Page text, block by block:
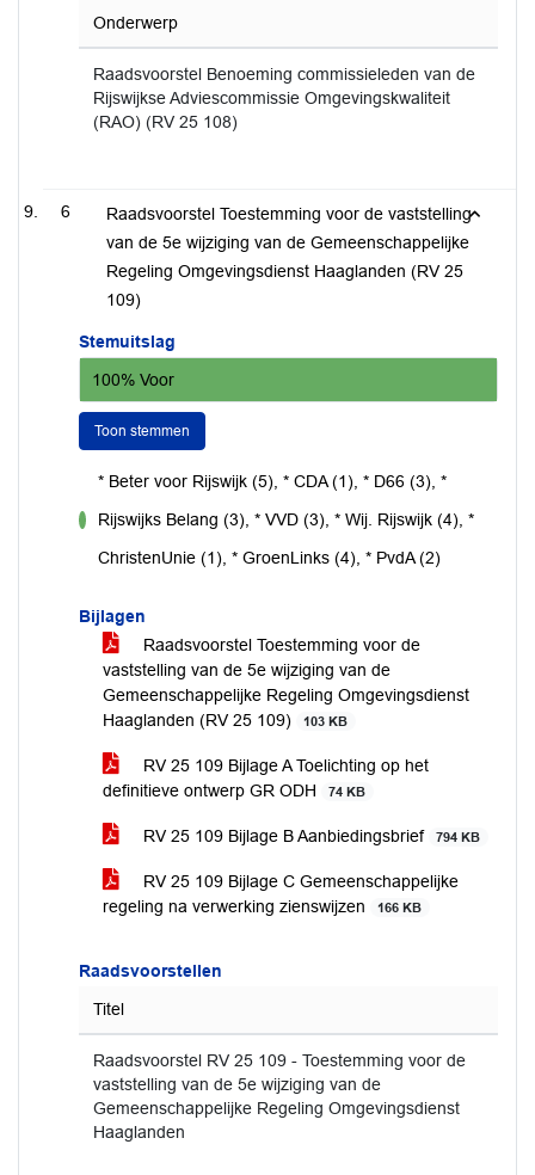
Onderwerp
Raadsvoorstel Benoeming commissieleden van de
Rijswijkse Adviescommissie Omgevingskwaliteit
(RAO) (RV 25 108)
6
Raadsvoorstel Toestemming voor de vaststelling
van de 5e wijziging van de Gemeenschappelijke
Regeling Omgevingsdienst Haaglanden (RV 25
109)
Stemuitslag
100% Voor
Toon stemmen
* Beter voor Rijswijk (5), * CDA (1), * D66 (3), *
Rijswijks Belang (3), * VVD (3), * Wij. Rijswijk (4), *
ChristenUnie (1), * GroenLinks (4), * PvdA (2)
Bijlagen
Raadsvoorstel Toestemming voor de
vaststelling van de 5e wijziging van de
Gemeenschappelijke Regeling Omgevingsdienst
Haaglanden (RV 25 109)
103 KB
RV 25 109 Bijlage A Toelichting op het
definitieve ontwerp GR ODH
74 KB
RV 25 109 Bijlage B Aanbiedingsbrief 794 KB
RV 25 109 Bijlage C Gemeenschappelijke
regeling na verwerking zienswijzen
166 KB
Raadsvoorstellen
Titel
Raadsvoorstel RV 25 109 - Toestemming voor de
vaststelling van de 5e wijziging van de
Gemeenschappelijke Regeling Omgevingsdienst
Haaglanden